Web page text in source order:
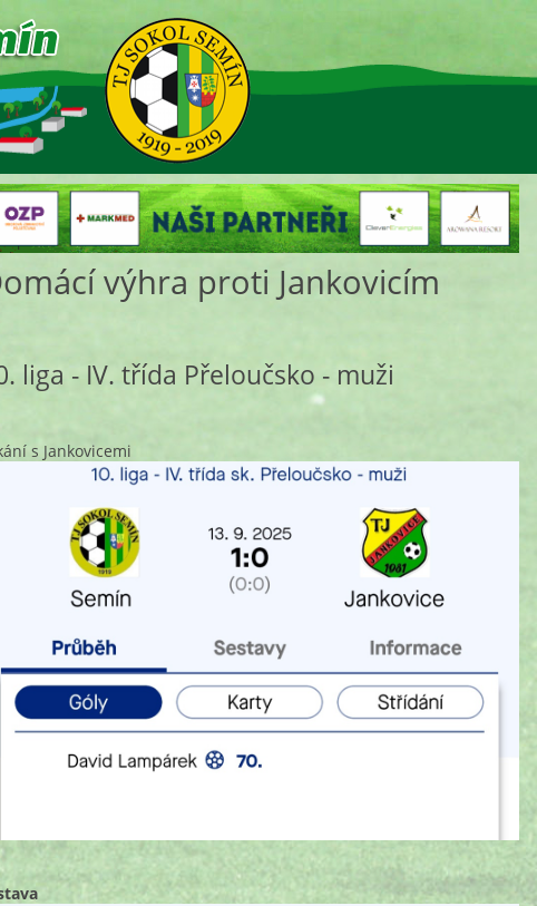
výhra proti Jankovicím
liga - IV. třída Přeloučsko - muži
s Jankovicemi